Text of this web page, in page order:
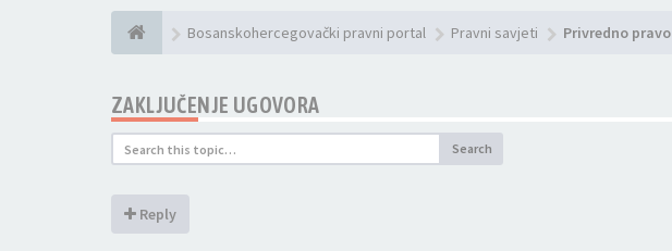
Bosanskohercegovački pravni portal Pravni savjeti Privredno pravo
ZAKLJUČENJE UGOVORA
Search
Reply